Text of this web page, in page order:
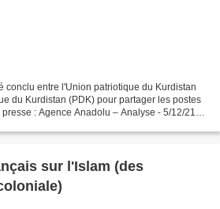
conclu entre l'Union patriotique du Kurdistan
du Kurdistan (PDK) pour partager les postes
: Agence Anadolu – Analyse - 5/12/21)*
sur l'Islam (des